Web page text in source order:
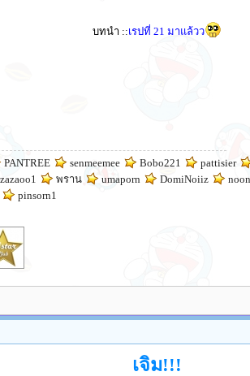
บทนำ ::เรปที่ 21 มาแล้วว
PANTREE senmeemee Bobo221 pattisier
พราน umaporn DomiNoiiz
pinsorn1
เจิม!!!